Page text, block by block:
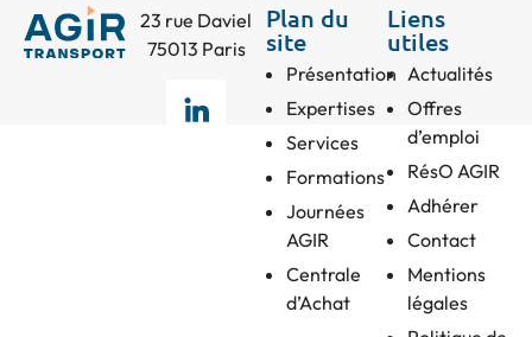
23 rue Daviel
75013 Paris
Plan du
site
Présentation
Expertises
Services
Formations
Journées
AGIR
Centrale
d’Achat
Liens
utiles
Actualités
Offres
d’emploi
RésO AGIR
Adhérer
Contact
Mentions
légales